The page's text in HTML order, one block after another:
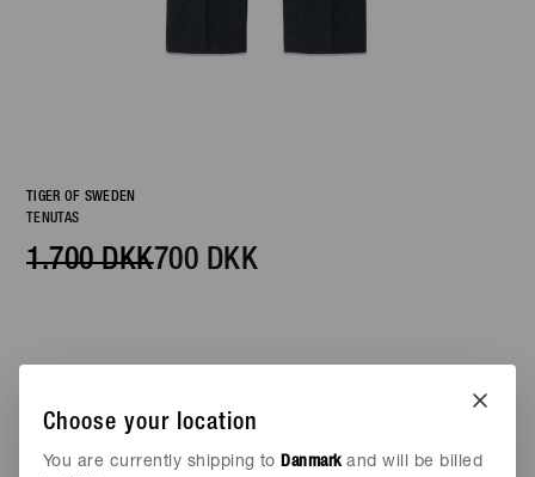
Choose your location
You are currently shipping to Danmarkand will be billed
TIGER OF SWEDEN
TENUTAS
700 DKK
1.700 DKK
UDSOLGT
KOMMER PÅ LAGER IGEN
Tilføj til ønskeskyen